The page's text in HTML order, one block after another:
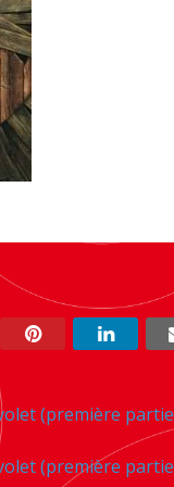
(première
(première